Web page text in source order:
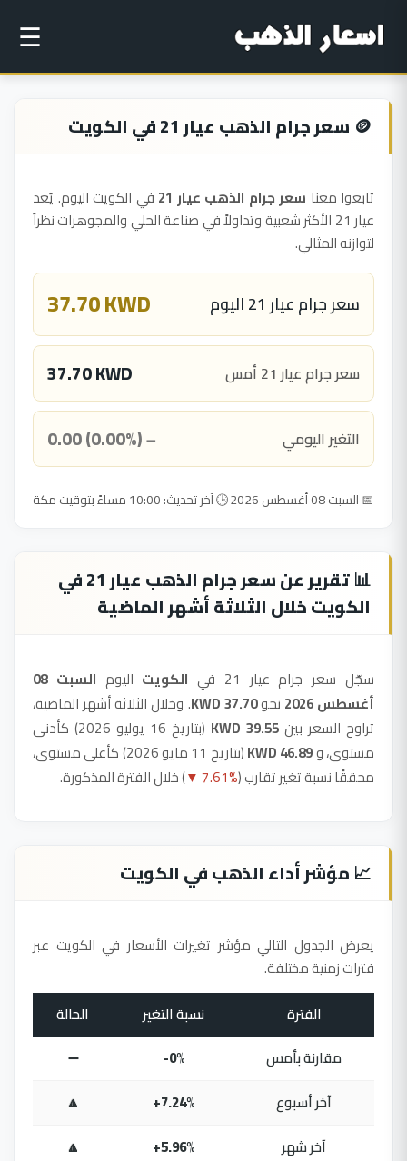
☰
🪙 سعر جرام الذهب عيار 21 في الكويت
تابعوا معنا سعر جرام الذهب عيار 21
في الكويت اليوم. يُعد
عيار 21 الأكثر شعبية وتداولاً في صناعة الحلي والمجوهرات نظراً
لتوازنه المثالي.
سعر جرام عيار 21 اليوم 37.70 KWD
سعر جرام عيار 21 أمس 37.70 KWD
التغير اليومي 0.00 (0.00%)➖
📅 السبت 08 أغسطس 2026 🕒 آخر تحديث: 10:00 مساءً بتوقيت مكة
📊 تقرير عن سعر جرام الذهب عيار 21 في
الكويت خلال الثلاثة أشهر الماضية
سجّل سعر جرام عيار 21 في الكويت اليوم
السبت 08
أغسطس 2026
نحو37.70 KWD
. وخلال الثلاثة أشهر الماضية،
تراوح السعر بين 39.55 KWD
(بتاريخ 16 يوليو 2026) كأدنى
مستوى، و46.89 KWD
(بتاريخ 11 مايو 2026) كأعلى مستوى،
محققًا نسبة تغير تقارب (▼ 7.61%) خلال الفترة المذكورة.
📈 مؤشر أداء الذهب في الكويت
يعرض الجدول التالي مؤشر تغيرات الأسعار في الكويت عبر
فترات زمنية مختلفة.
الفترة
نسبة التغير
الحالة
مقارنة بأمس
-0%
➖
آخر أسبوع
+7.24%
🔼
آخر شهر
+5.96%
🔼